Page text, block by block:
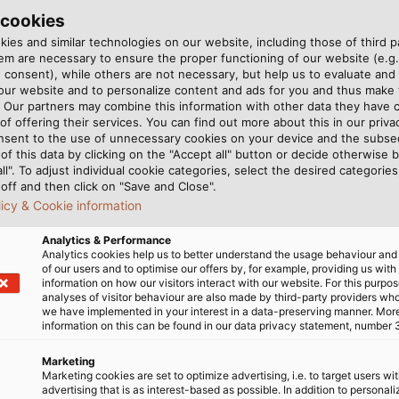
HELUEVENT® Cat 7 PUR
11801, DIN EN 50173, IEC 61156-6, DIN EN 50288-4-
7, cách điện foam-PE, xoắn đôi theo màu chuẩn
cho từng cặp + lưới đồng mạ thiếc, độ phủ ~46%
chống tia UV, không chứa halogen
and similar technologies on our website, including those of third
are necessary to ensure the proper functioning of our website
consent), while others are not necessary, but help us to evaluate and
website and to personalize content and ads for you and thus make
partners may combine this information with other data they have
offering their services. You can find out more about this in our
to the use of unnecessary cookies on your device and the
this data by clicking on the "Accept all" button or decide otherwise
To adjust individual cookie categories, select the desired
and then click on "Save and Close".
& Cookie information
Analytics & Performance
Analytics cookies help us to better understand the usage behaviour
of our users and to optimise our offers by, for example, providing us with
information on how our visitors interact with our website. For this
analyses of visitor behaviour are also made by third-party providers
we have implemented in your interest in a data-preserving manner.
information on this can be found in our data privacy statement, number
Marketing
Marketing cookies are set to optimize advertising, i.e. to target users
advertising that is as interest-based as possible. In addition to